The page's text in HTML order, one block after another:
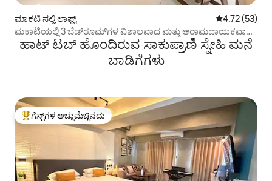
ಮಾಕಟಿ ನಲ್ಲಿ ಲಾಫ್ಟ್ 5 ರಲ್ಲಿ 4.72
4.72 (53)
ಮಕಾಟಿಯಲ್ಲಿ 3 ಬೆಡ್‌ರೂಮ್‌ಗಳ ವಿಶಾಲವಾದ ಮತ್ತು ಆರಾಮದಾಯಕವಾದ
ಪೆಂಟ್‌ಹೌಸ್ ರಿಟ್ರೀಟ್
ಹಾಟ್ ಟಬ್ ಹೊಂದಿರುವ ಸಾಕುಪ್ರಾಣಿ ಸ್ನೇಹಿ ಮನೆ
ಬಾಡಿಗೆಗಳು
ಗೆಸ್ಟ್‌ಗಳಿಗೆ ಅತಿ ಹೆಚ್ಚು ಅಚ್ಚುಮೆಚ್ಚಿನದು
ಗೆಸ್ಟ್‌ಗಳ ಅಚ್ಚುಮೆಚ್ಚಿನದು